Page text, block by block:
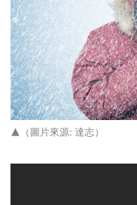
▲（圖片來源: 達志）